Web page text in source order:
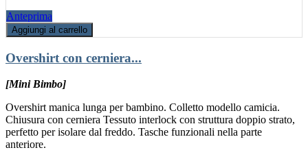
Anteprima
Aggiungi al carrello
Overshirt con cerniera...
[Mini Bimbo]
Overshirt manica lunga per bambino. Colletto modello camicia.
Chiusura con cerniera Tessuto interlock con struttura doppio strato,
perfetto per isolare dal freddo. Tasche funzionali nella parte
anteriore.